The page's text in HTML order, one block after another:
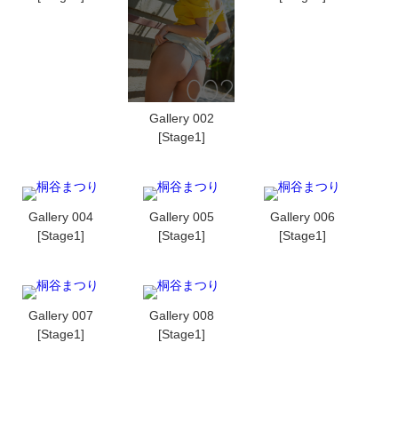
Gallery 002
[Stage1]
Gallery 004
[Stage1]
Gallery 005
[Stage1]
Gallery 006
[Stage1]
Gallery 007
[Stage1]
Gallery 008
[Stage1]